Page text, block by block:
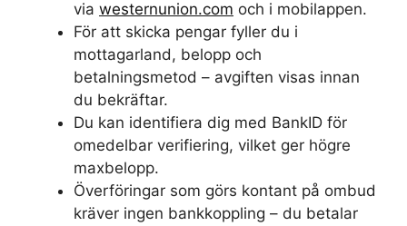
via westernunion.com och i mobilappen.
För att skicka pengar fyller du i
mottagarland, belopp och
betalningsmetod – avgiften visas innan
du bekräftar.
Du kan identifiera dig med BankID för
omedelbar verifiering, vilket ger högre
maxbelopp.
Överföringar som görs kontant på ombud
kräver ingen bankkoppling – du betalar